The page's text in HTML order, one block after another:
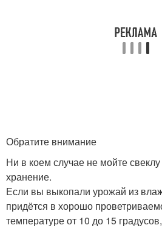
Обратите внимание
Ни в коем случае не мойте
хранение.
Если вы выкопали урожай из
придётся в хорошо
температуре от 10 до 15